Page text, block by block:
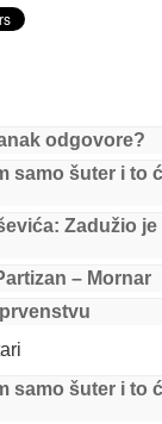
odgovore?
samo šuter i to
Zadužio je
– Mornar
samo šuter i to